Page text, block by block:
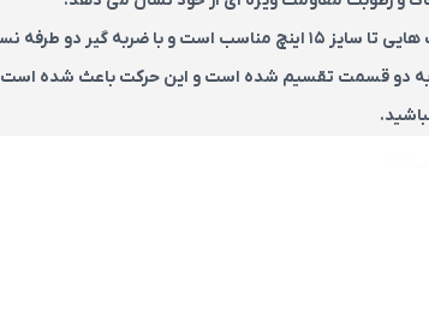
کوله کت مدل 101 برای لپ تاپ هایی تا سایز 15 اینچ مناسب
دو قسمت تقسیم شده است و این حرکت باعث شده است که